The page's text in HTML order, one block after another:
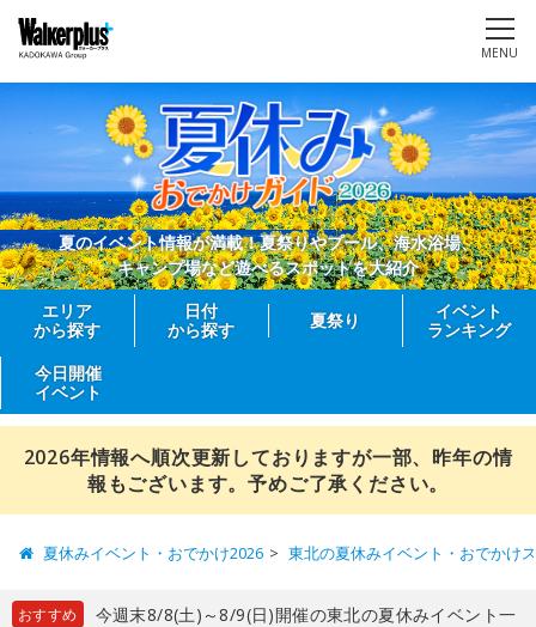
MENU
夏のイベント情報が満載！夏祭りやプール、海水浴場、
キャンプ場など遊べるスポットを大紹介
エリア
から探す
日付
から探す
夏祭り
イベント
ランキング
今日開催
イベント
2026年情報へ順次更新しておりますが一部、昨年の情
報もございます。予めご了承ください。
夏休みイベント・おでかけ2026 東北の夏休みイベント・おでかけ
おすすめ
今週末8/8(土)～8/9(日)開催の東北の夏休みイベント一